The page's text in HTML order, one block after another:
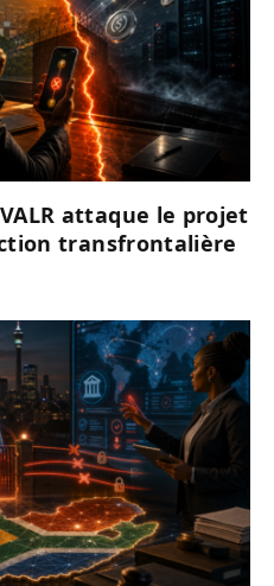
attaque le projet
transfrontalière